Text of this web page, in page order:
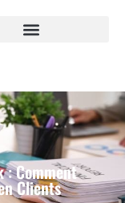
: Comment
Clients